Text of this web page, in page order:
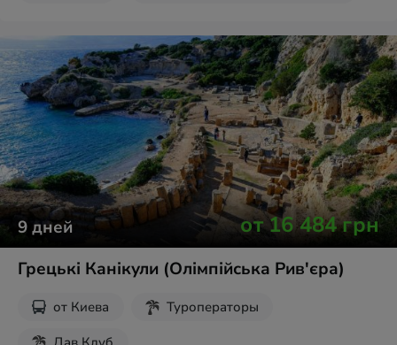
9дней от16 484грн
Грецькі Канікули (Олімпійська Рив'єра)
от Киева
Туроператоры